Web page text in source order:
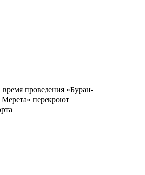
проведения «Буран-
перекроют